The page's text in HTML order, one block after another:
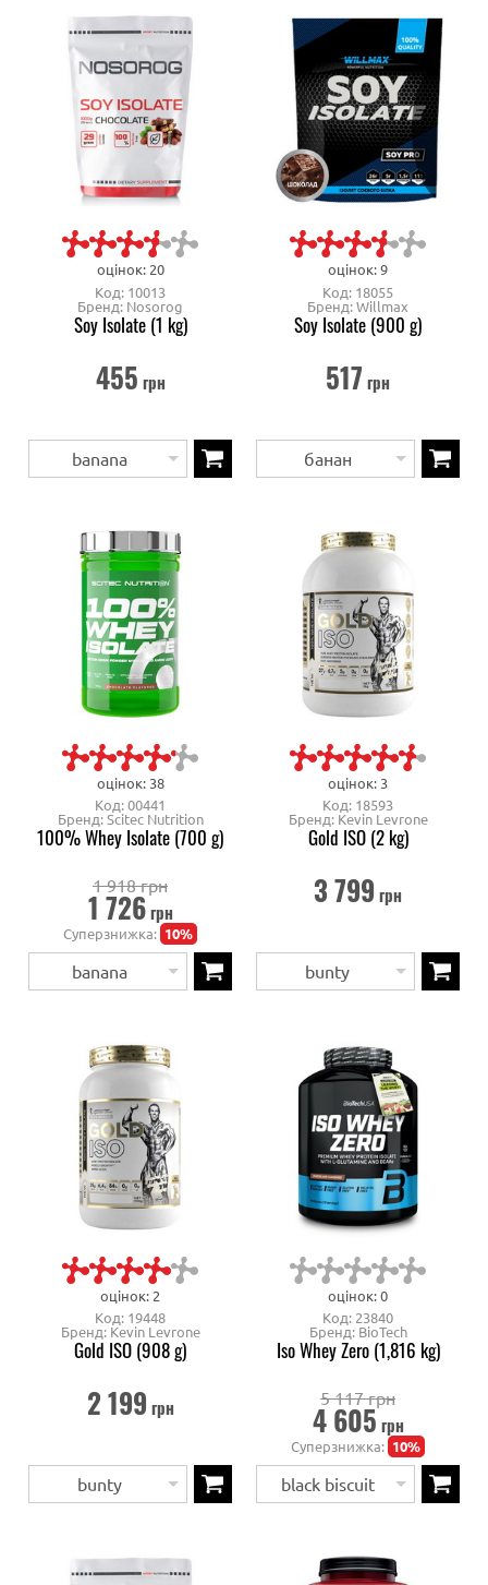
оцінок: 20
Код: 10013
Бренд: Nosorog
Soy Isolate (1 kg)
455 грн
banana
оцінок: 9
Код: 18055
Бренд: Willmax
Soy Isolate (900 g)
517 грн
банан
оцінок: 38
Код: 00441
Бренд: Scitec Nutrition
100% Whey Isolate (700 g)
1 918 грн
1 726грн
Суперзнижка: 10%
banana
оцінок: 3
Код: 18593
Бренд: Kevin Levrone
Gold ISO (2 kg)
3 799 грн
bunty
оцінок: 2
Код: 19448
Бренд: Kevin Levrone
Gold ISO (908 g)
2 199 грн
bunty
оцінок: 0
Код: 23840
Бренд: BioTech
Iso Whey Zero (1,816 kg)
5 117 грн
4 605 грн
Суперзнижка: 10%
black biscuit